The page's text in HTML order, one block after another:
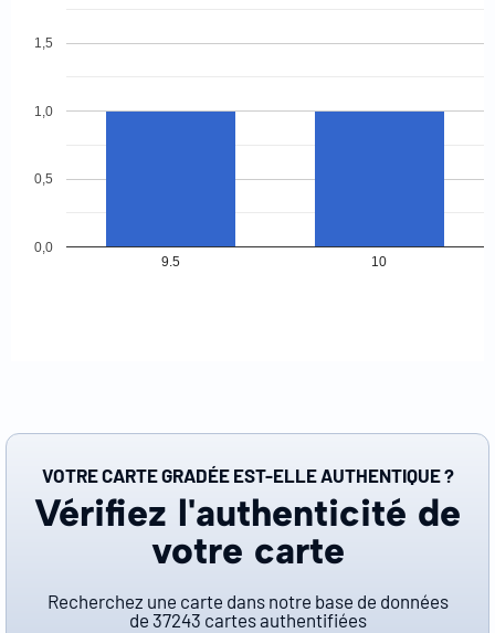
9.5 10
0,0
0,5
1,0
1,5
VOTRE CARTE GRADÉE EST-ELLE AUTHENTIQUE ?
Vérifiez l'authenticité de
votre carte
Recherchez une carte dans notre base de données
de 37243 cartes authentifiées